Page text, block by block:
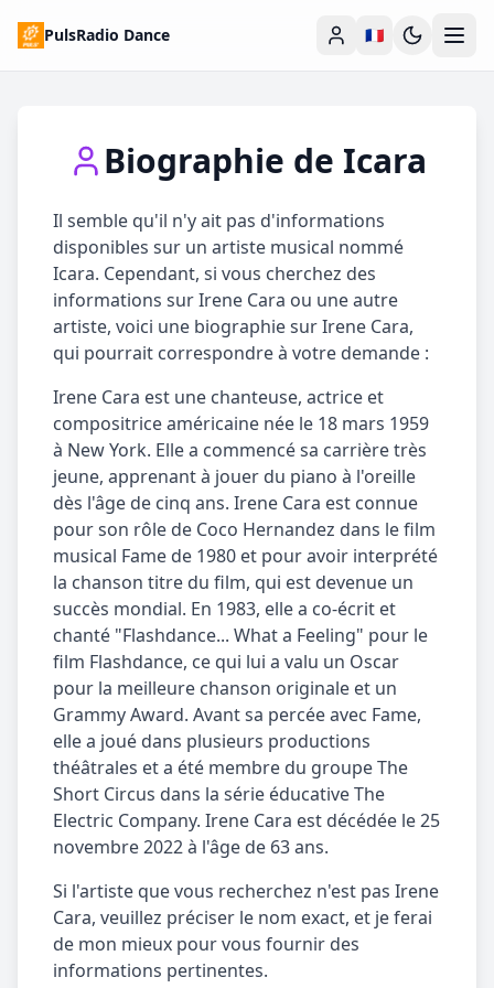
PulsRadio Dance 🇫🇷
Biographie de Icara
Il semble qu'il n'y ait pas d'informations
disponibles sur un artiste musical nommé
Icara. Cependant, si vous cherchez des
informations sur Irene Cara ou une autre
artiste, voici une biographie sur Irene Cara,
qui pourrait correspondre à votre demande :
Irene Cara est une chanteuse, actrice et
compositrice américaine née le 18 mars 1959
à New York. Elle a commencé sa carrière très
jeune, apprenant à jouer du piano à l'oreille
dès l'âge de cinq ans. Irene Cara est connue
pour son rôle de Coco Hernandez dans le film
musical Fame de 1980 et pour avoir interprété
la chanson titre du film, qui est devenue un
succès mondial. En 1983, elle a co-écrit et
chanté "Flashdance... What a Feeling" pour le
film Flashdance, ce qui lui a valu un Oscar
pour la meilleure chanson originale et un
Grammy Award. Avant sa percée avec Fame,
elle a joué dans plusieurs productions
théâtrales et a été membre du groupe The
Short Circus dans la série éducative The
Electric Company. Irene Cara est décédée le 25
novembre 2022 à l'âge de 63 ans.
Si l'artiste que vous recherchez n'est pas Irene
Cara, veuillez préciser le nom exact, et je ferai
de mon mieux pour vous fournir des
informations pertinentes.